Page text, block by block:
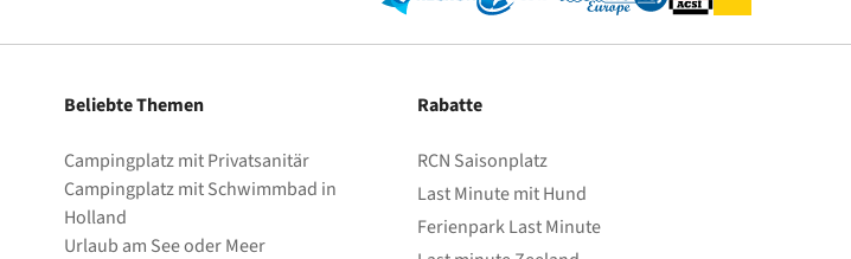
Beliebte Themen
Campingplatz mit Privatsanitär
Campingplatz mit Schwimmbad in
Holland
Urlaub am See oder Meer
Rabatte
RCN Saisonplatz
Last Minute mit Hund
Ferienpark Last Minute